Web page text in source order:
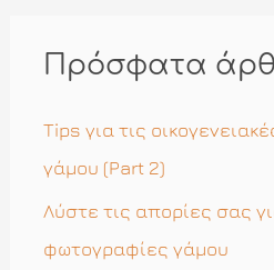
ή
η
σ
η
γ
Πρόσφατα
Tips για τις
γάμου (Part 2)
Λύστε τις απορίες σας
φωτογραφίες γάμου